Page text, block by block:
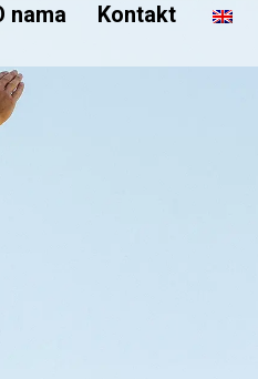
nama Kontakt